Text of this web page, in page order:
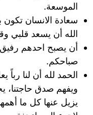
الموسعة.
سعادة الانسان تكون
الله أن يسعد قلبي
أن يصبح احدهم
صباحكم.
‏الحمد لله أن لنا رباً
ويفهم صدق حاجتنا،
يزيل عنها كل ما